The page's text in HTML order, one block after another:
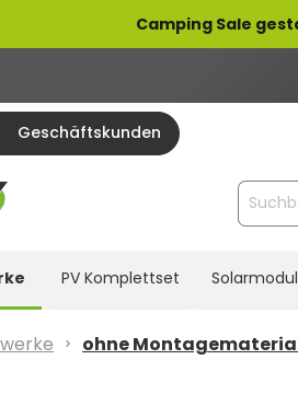
springen
Camping Sale
Geschäftskunden
PV Komplettset
ohne